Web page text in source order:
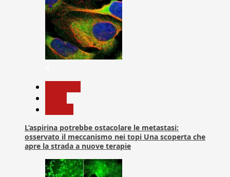
L’aspirina potrebbe ostacolare le metastasi:
osservato il meccanismo nei topi Una scoperta che
apre la strada a nuove terapie